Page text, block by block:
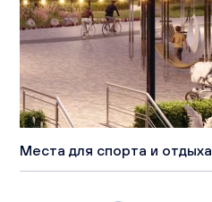
Места для спорта и отдыха